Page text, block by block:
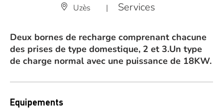
Uzès | Services
Deux bornes de recharge comprenant chacune
des prises de type domestique, 2 et 3.Un type
de charge normal avec une puissance de 18KW.
Equipements